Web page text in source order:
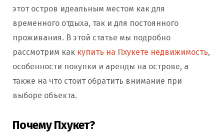
этот остров идеальным местом как для
временного отдыха, так и для постоянного
проживания. В этой статье мы подробно
рассмотрим как купить на Пхукете недвижимость,
особенности покупки и аренды на острове, а
также на что стоит обратить внимание при
выборе объекта.
Почему Пхукет?